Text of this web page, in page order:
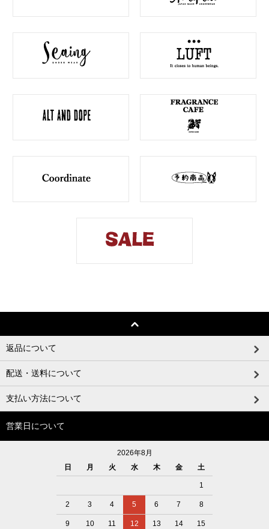
返品について
配送・送料について
支払い方法について
営業日について
2026年8月
日
月 火 水 木 金 土
1
2 3 4 5 6 7 8
9 10 11 12 13 14 15